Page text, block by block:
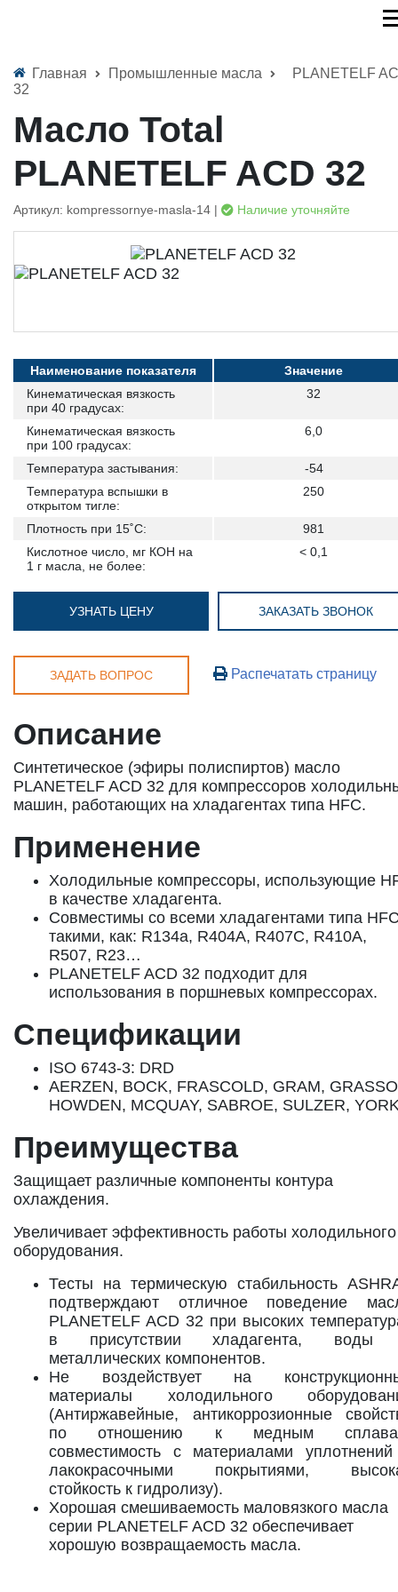
Главная Промышленные масла
PLANETELF
32
Масло Total
PLANETELF ACD 32
Артикул: kompressornye-masla-14 | Наличие уточняйте
Наименование показателя
Значение
Кинематическая вязкость
при 40 градусах:
32
Кинематическая вязкость
при 100 градусах:
6,0
Температура застывания:
-54
Температура вспышки в
открытом тигле:
250
Плотность при 15˚С:
981
Кислотное число, мг КОН на
1 г масла, не более:
< 0,1
УЗНАТЬ ЦЕНУ ЗАКАЗАТЬ ЗВОНОК
ЗАДАТЬ ВОПРОС Распечатать страницу
Описание
Синтетическое (эфиры полиспиртов) масло
PLANETELF ACD 32 для компрессоров
машин, работающих на хладагентах типа HFC.
Применение
Холодильные компрессоры, использующие
в качестве хладагента.
Совместимы со всеми хладагентами типа
такими, как: R134a, R404A, R407C, R410A,
R507, R23…
PLANETELF ACD 32 подходит для
использования в поршневых компрессорах.
Спецификации
ISO 6743-3: DRD
AERZEN, BOCK, FRASCOLD, GRAM,
HOWDEN, MCQUAY, SABROE, SULZER,
Преимущества
Защищает различные компоненты контура
охлаждения.
Увеличивает эффективность работы холодильного
оборудования.
Тесты на термическую стабильность
подтверждают отличное поведение
PLANETELF ACD 32 при высоких
в присутствии хладагента, воды
металлических компонентов.
Не воздействует на
материалы холодильного
(Антиржавейные, антикоррозионные
по отношению к медным
совместимость с материалами
лакокрасочными покрытиями,
стойкость к гидролизу).
Хорошая смешиваемость маловязкого масла
серии PLANETELF ACD 32 обеспечивает
хорошую возвращаемость масла.